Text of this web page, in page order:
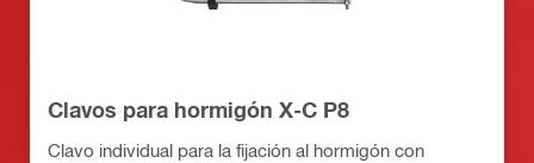
Clavos para hormigón X-C P8
Clavo individual para la fijación al hormigón con